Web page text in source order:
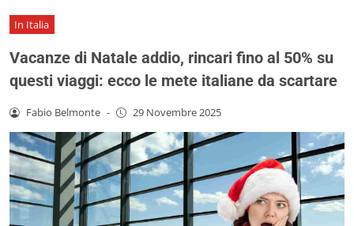
In Italia
Vacanze di Natale addio, rincari fino al 50% su
questi viaggi: ecco le mete italiane da scartare
Fabio Belmonte - 29 Novembre 2025